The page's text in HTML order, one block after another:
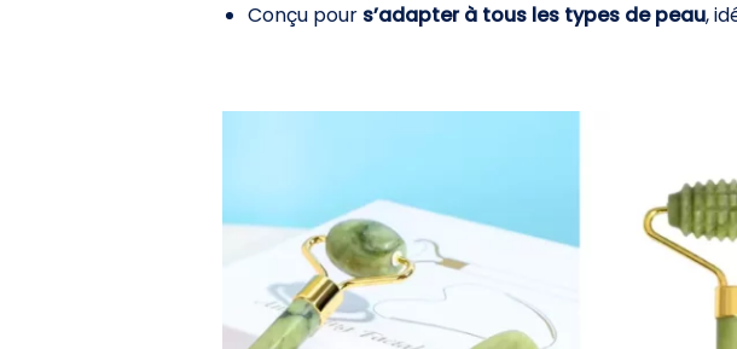
Conçu pour s’adapter à tous les types de peau,